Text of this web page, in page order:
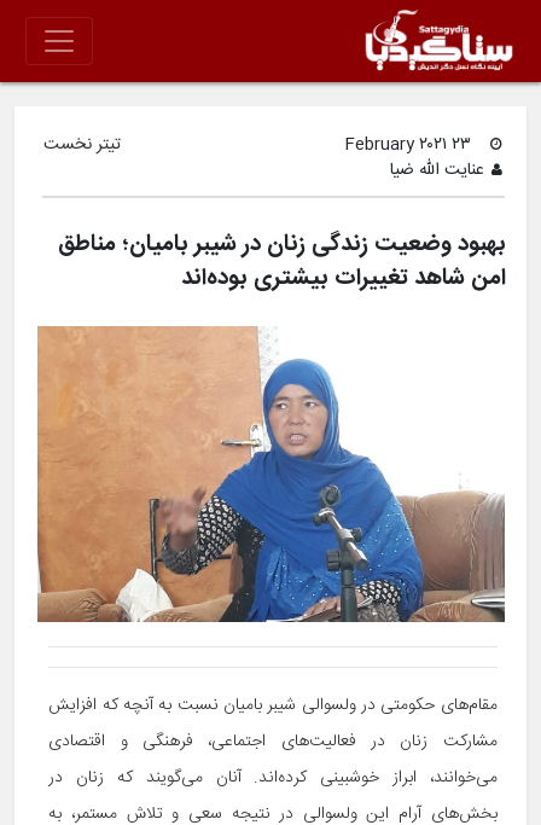
عنایت الله ضیا
تیتر نخست
بهبود وضعیت زندگی زنان در شیبر بامیان؛ مناطق
امن شاهد تغییرات بیشتری بوده‌اند
مقام‌های حکومتی در ولسوالی شیبر بامیان نسبت به آنچه که افزایش
مشارکت زنان در فعالیت‌های اجتماعی، فرهنگی و اقتصادی
می‌خوانند، ابراز خوشبینی کرده‌اند. آنان می‌گویند که زنان در
بخش‌های آرام این ولسوالی در نتیجه سعی و تلاش مستمر، به